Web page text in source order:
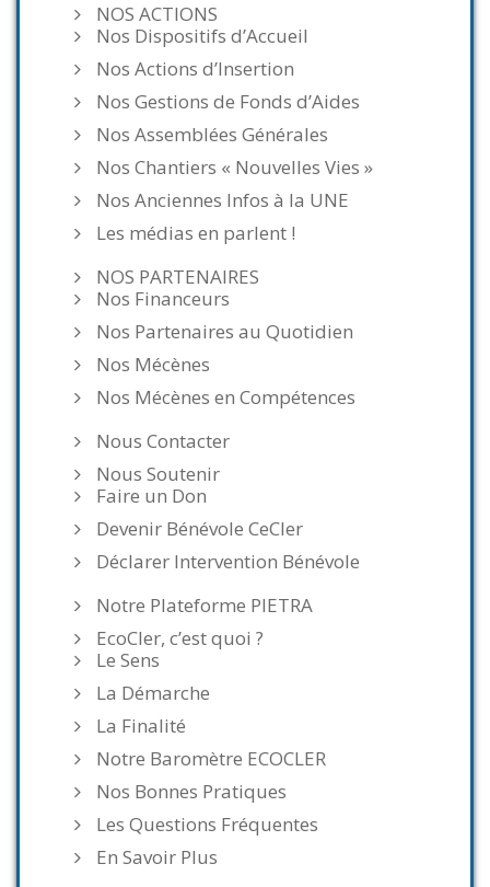
NOS ACTIONS
Nos Dispositifs d’Accueil
Nos Actions d’Insertion
Nos Gestions de Fonds d’Aides
Nos Assemblées Générales
Nos Chantiers « Nouvelles Vies »
Nos Anciennes Infos à la UNE
Les médias en parlent !
NOS PARTENAIRES
Nos Financeurs
Nos Partenaires au Quotidien
Nos Mécènes
Nos Mécènes en Compétences
Nous Contacter
Nous Soutenir
Faire un Don
Devenir Bénévole CeCler
Déclarer Intervention Bénévole
Notre Plateforme PIETRA
EcoCler, c’est quoi ?
Le Sens
La Démarche
La Finalité
Notre Baromètre ECOCLER
Nos Bonnes Pratiques
Les Questions Fréquentes
En Savoir Plus